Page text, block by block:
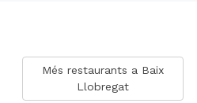
Més restaurants a Baix
Llobregat